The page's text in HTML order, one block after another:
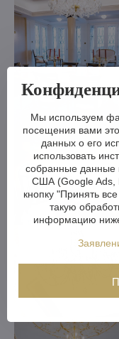
Мы используем
посещения вами
данных о его
использовать
собранные данные
США (Google Ads,
кнопку "Принять
такую
информацию ниже